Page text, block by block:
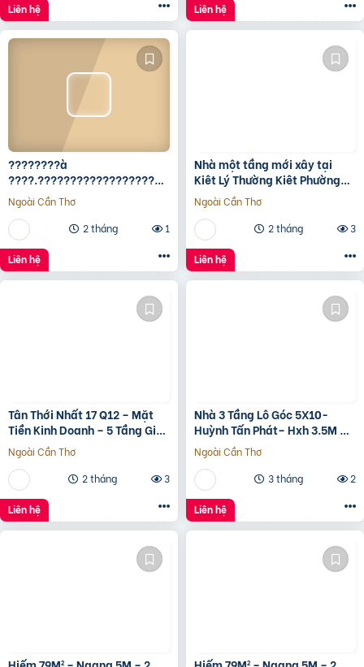
Liên hệ Liên hệ
????????à
????.????????????????????,
???????????????? ????
ộ???? ????????ấ????, ????
ó???? ???? ????ặ????
????????ề????
????????????, ????????á
????.???? ????ỷ
Ngoài Cần Thơ
2 tháng
1
Liên hệ
Nhà một tầng mới xây tại
Kiêt Lý Thường Kiêt Phường
nam Đông Hà Quảng Trị
Ngoài Cần Thơ
2 tháng
3
Liên hệ
Tân Thới Nhất 17 Q12 – Mặt
Tiền Kinh Doanh – 5 Tầng Giá
13.6 Tỷ
Ngoài Cần Thơ
2 tháng
3
Liên hệ
Nhà 3 Tầng Lô Góc 5X10-
Huỳnh Tấn Phát– Hxh 3.5M –
Kinh Doanh Tốt – Shr Hoàn
Công Đủ- Giá 3 Tỷ Hơn.
Ngoài Cần Thơ
3 tháng
2
Liên hệ